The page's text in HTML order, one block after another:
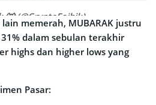
🐺 (@CryptoFaibik)
memerah, MUBARAK justru
dalam sebulan terakhir
highs dan higher lows yang
Pasar: